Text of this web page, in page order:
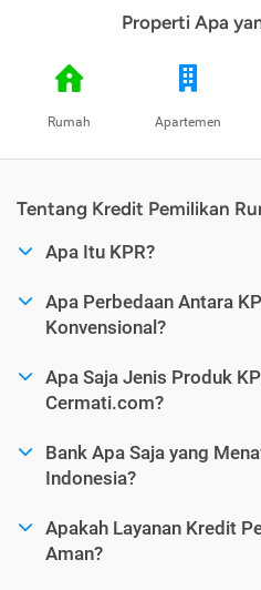
Properti Apa
Rumah Apartemen
Tentang Kredit Pemilikan
Apa Itu KPR?
Apa Perbedaan Antara
Konvensional?
Apa Saja Jenis Produk
Cermati.com?
Bank Apa Saja yang
Indonesia?
Apakah Layanan Kredit
Aman?